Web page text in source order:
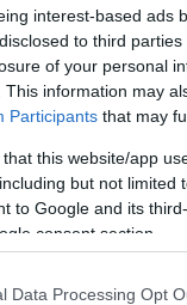
interest-based ads
to third
of your personal
This information may
Participants that may
that this website/app
but not limited
to Google and its
consent section.
Data Processing Opt
- 11:09 Italo Lauro
fine settimana,
alla luce una
di Ostia.
→